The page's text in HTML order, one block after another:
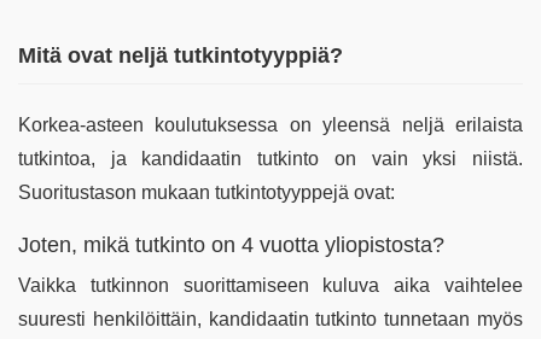
Mitä ovat neljä tutkintotyyppiä?
Korkea-asteen koulutuksessa on yleensä neljä erilaista
tutkintoa, ja kandidaatin tutkinto on vain yksi niistä.
Suoritustason mukaan tutkintotyyppejä ovat:
Joten, mikä tutkinto on 4 vuotta yliopistosta?
Vaikka tutkinnon suorittamiseen kuluva aika vaihtelee
suuresti henkilöittäin, kandidaatin tutkinto tunnetaan myös